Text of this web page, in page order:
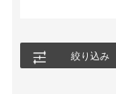
特別な日も、普段
絞り込み